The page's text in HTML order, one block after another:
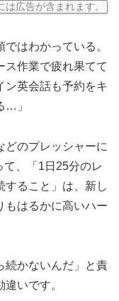
広告が含まれます。
はわかっている。
ス作業で疲れ果てて
ン英会話も予約をキ
…」
どのプレッシャーに
て、「1日25分のレ
すること」は、新し
もはるかに高いハー
続かないんだ」と責
いです。